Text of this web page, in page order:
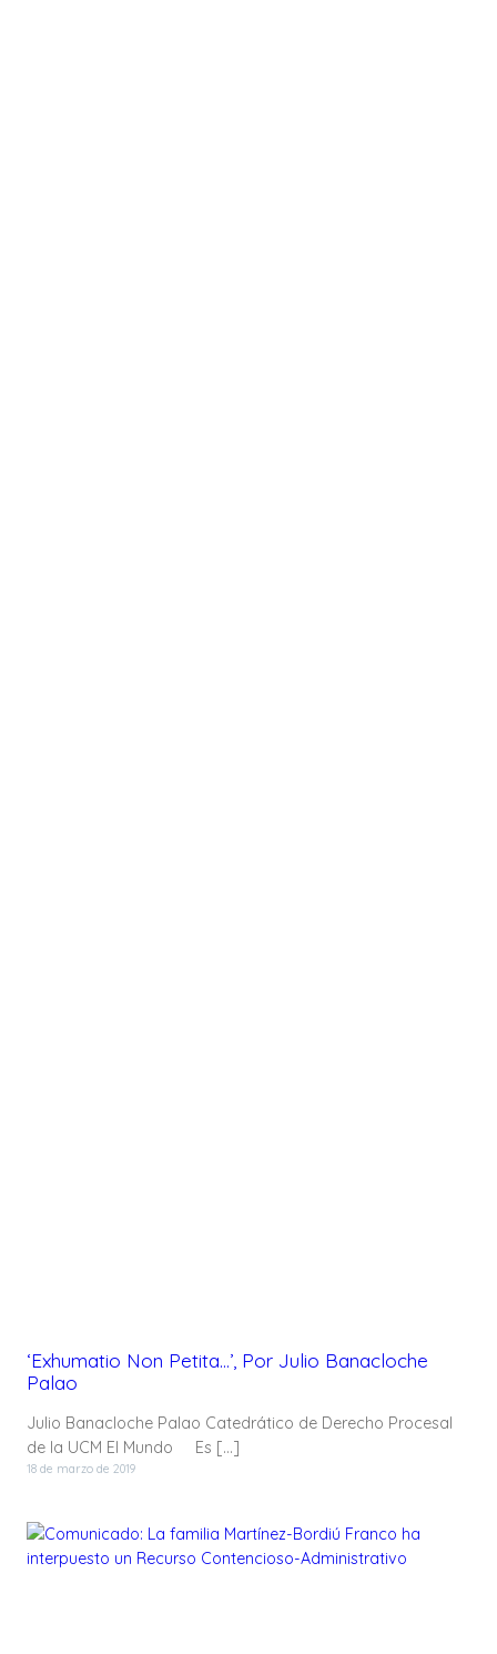
‘Exhumatio Non Petita…’, Por Julio Banacloche
Palao
Julio Banacloche Palao Catedrático de Derecho Procesal
de la UCM El Mundo Es […]
18 de marzo de 2019